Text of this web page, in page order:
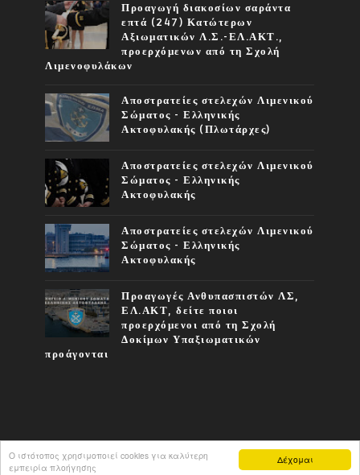
Δέχομαι
Ο ιστότοπος χρησιμοποιεί cookies για καλύτερη
εμπειρία πλοήγησης
Προαγωγή διακοσίων σαράντα
επτά (247) Κατώτερων
Αξιωματικών Λ.Σ.-ΕΛ.ΑΚΤ.,
προερχόμενων από τη Σχολή
Λιμενοφυλάκων
Αποστρατείες στελεχών Λιμενικού
Σώματος - Ελληνικής
Ακτοφυλακής (Πλωτάρχες)
Αποστρατείες στελεχών Λιμενικού
Σώματος - Ελληνικής
Ακτοφυλακής
Αποστρατείες στελεχών Λιμενικού
Σώματος - Ελληνικής
Ακτοφυλακής
Προαγωγές Ανθυπασπιστών ΛΣ,
ΕΛ.ΑΚΤ, δείτε ποιοι
προερχόμενοι από τη Σχολή
Δοκίμων Υπαξιωματικών
προάγονται
COPYRIGHT © ΦΩΝΉ ΤΟΥ Λ.Σ.